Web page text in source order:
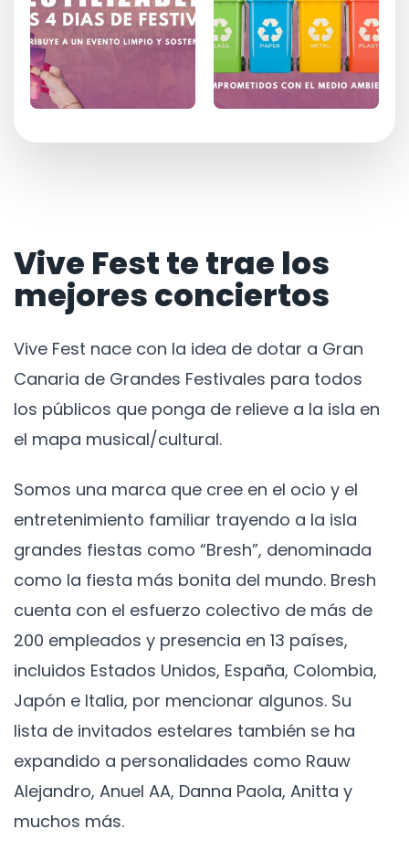
Vive Fest te trae los
mejores conciertos
Vive Fest nace con la idea de dotar a Gran
Canaria de Grandes Festivales para todos
los públicos que ponga de relieve a la isla en
el mapa musical/cultural.
Somos una marca que cree en el ocio y el
entretenimiento familiar trayendo a la isla
grandes fiestas como “Bresh”, denominada
como la fiesta más bonita del mundo. Bresh
cuenta con el esfuerzo colectivo de más de
200 empleados y presencia en 13 países,
incluidos Estados Unidos, España, Colombia,
Japón e Italia, por mencionar algunos. Su
lista de invitados estelares también se ha
expandido a personalidades como Rauw
Alejandro, Anuel AA, Danna Paola, Anitta y
muchos más.